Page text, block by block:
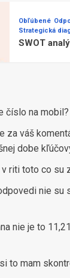
Obľúbené
Strategická
SWOT
číslo na mobil?
za váš
dobe
riti toto co su
nie su
nie je to
to mam